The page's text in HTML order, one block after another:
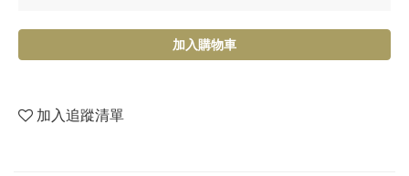
加入購物車
加入追蹤清單